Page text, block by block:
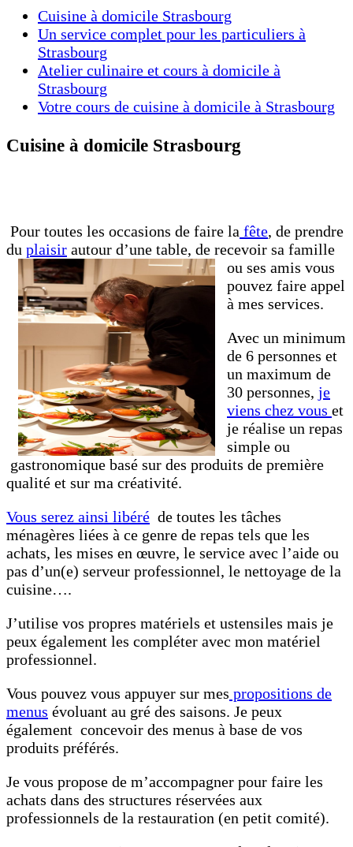
Cuisine à domicile Strasbourg
Un service complet pour les particuliers à
Strasbourg
Atelier culinaire et cours à domicile à
Strasbourg
Votre cours de cuisine à domicile à Strasbourg
Cuisine à domicile Strasbourg
Pour toutes les occasions de faire la fête, de prendre
du plaisir autour d’une table, de recevoir sa famille
ou ses amis vous
pouvez faire appel
à mes services.
Avec un minimum
de 6 personnes et
un maximum de
30 personnes, je
viens chez vous et
je réalise un repas
simple ou
gastronomique basé sur des produits de première
qualité et sur ma créativité.
Vous serez ainsi libéré de toutes les tâches
ménagères liées à ce genre de repas tels que les
achats, les mises en œuvre, le service avec l’aide ou
pas d’un(e) serveur professionnel, le nettoyage de la
cuisine….
J’utilise vos propres matériels et ustensiles mais je
peux également les compléter avec mon matériel
professionnel.
Vous pouvez vous appuyer sur mes propositions de
menus évoluant au gré des saisons. Je peux
également concevoir des menus à base de vos
produits préférés.
Je vous propose de m’accompagner pour faire les
achats dans des structures réservées aux
professionnels de la restauration (en petit comité).